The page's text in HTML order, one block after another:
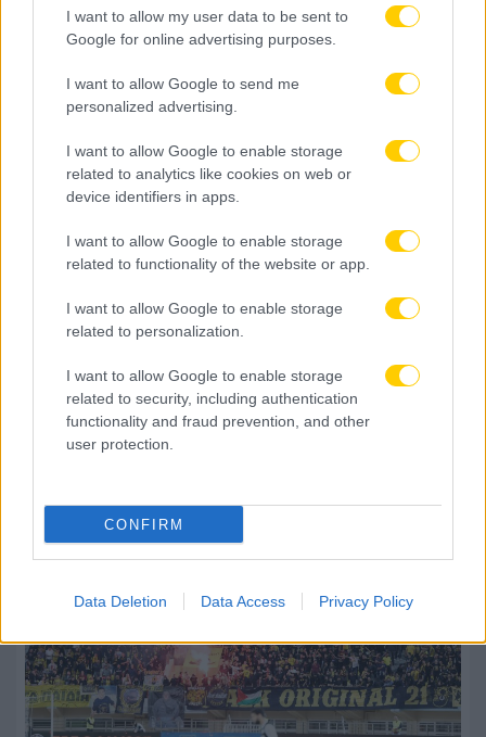
I want to allow my user data to be sent to
Google for online advertising purposes.
I want to allow Google to send me
personalized advertising.
I want to allow Google to enable storage
related to analytics like cookies on web or
device identifiers in apps.
I want to allow Google to enable storage
related to functionality of the website or app.
I want to allow Google to enable storage
related to personalization.
I want to allow Google to enable storage
related to security, including authentication
functionality and fraud prevention, and other
user protection.
CONFIRM
Data Deletion Data Access Privacy Policy
Χιλιάδες νέα αυτοκίνητα χωρίς πινακίδες: Στον